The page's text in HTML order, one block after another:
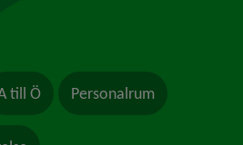
till Ö Personalrum